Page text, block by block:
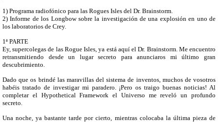
1) Programa radiofónico para las Rogues Isles del Dr. Brainstorm.
2) Informe de los Longbow sobre la investigación de una explosión en uno de
los laboratorios de Crey.
1ª PARTE
Ey, supercolegas de las Rogue Isles, ya está aquí el Dr. Brainstorm. Me encuentro
retransmitiendo desde un lugar secreto para anunciaros mi último gran
descubrimiento.
Dado que os brindé las maravillas del sistema de inventos, muchos de vosotros
habéis tratado de investigar mi paradero. ¡Pero os traigo buenas noticias! Al
completar el Hypothetical Framework el Universo me reveló un profundo
secreto.
Una noche, ya bastante tarde por cierto, mientras colocaba la última pieza de